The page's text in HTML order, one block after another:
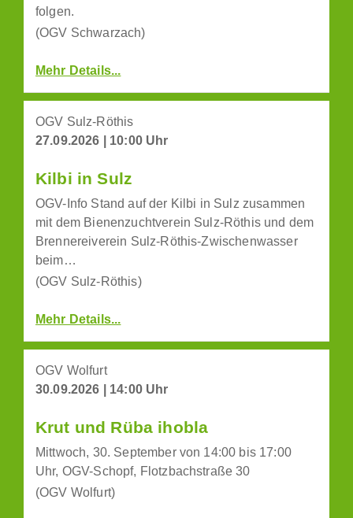
folgen.
(OGV Schwarzach)
Mehr Details...
OGV Sulz-Röthis
27.09.2026 | 10:00 Uhr
Kilbi in Sulz
OGV-Info Stand auf der Kilbi in Sulz zusammen
mit dem Bienenzuchtverein Sulz-Röthis und dem
Brennereiverein Sulz-Röthis-Zwischenwasser
beim…
(OGV Sulz-Röthis)
Mehr Details...
OGV Wolfurt
30.09.2026 | 14:00 Uhr
Krut und Rüba ihobla
Mittwoch, 30. September von 14:00 bis 17:00
Uhr, OGV-Schopf, Flotzbachstraße 30
(OGV Wolfurt)